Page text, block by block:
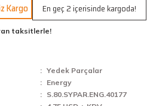
Kargo En geç 2 içerisinde kargoda!
taksitlerle!
Yedek Parçalar
Energy
S.80.SYPAR.ENG.40177